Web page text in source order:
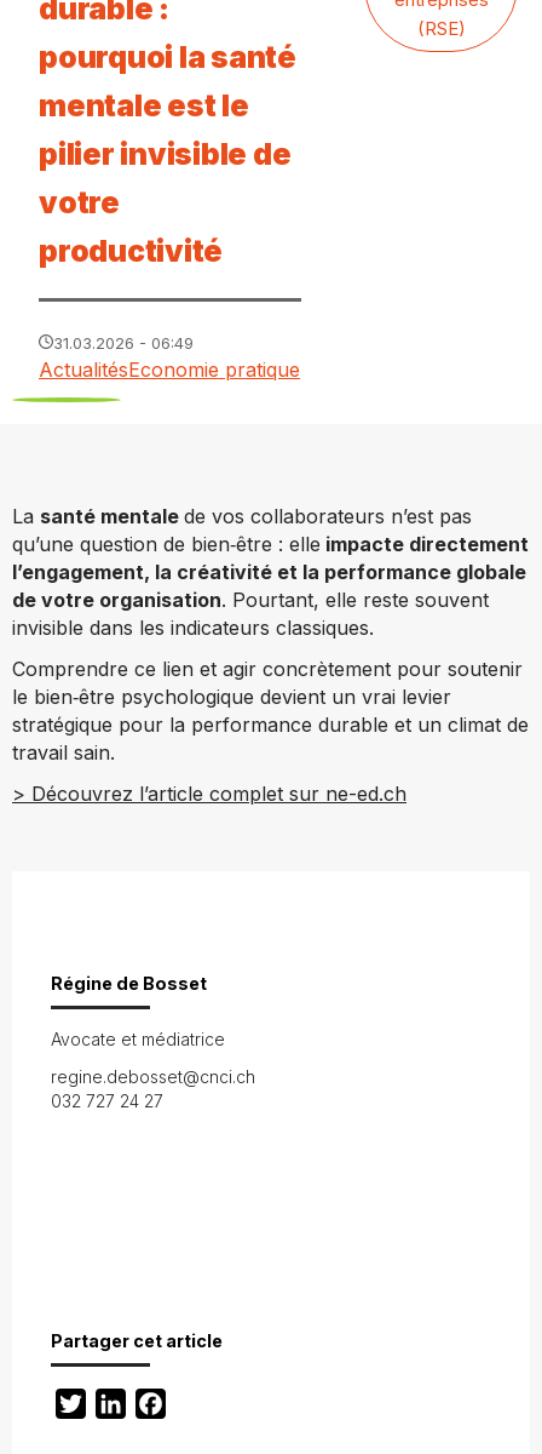
durable :
pourquoi la santé
mentale est le
pilier invisible de
votre
productivité
31.03.2026 - 06:49
ActualitésEconomie pratique
(RSE)
La santé mentale de vos collaborateurs n’est pas
qu’une question de bien‑être : elle impacte directement
l’engagement, la créativité et la performance globale
de votre organisation. Pourtant, elle reste souvent
invisible dans les indicateurs classiques.
Comprendre ce lien et agir concrètement pour soutenir
le bien‑être psychologique devient un vrai levier
stratégique pour la performance durable et un climat de
travail sain.
> Découvrez l’article complet sur ne-ed.ch
Régine de Bosset
Avocate et médiatrice
regine.debosset@cnci.ch
032 727 24 27
Partager cet article
TwitterLinkedIn